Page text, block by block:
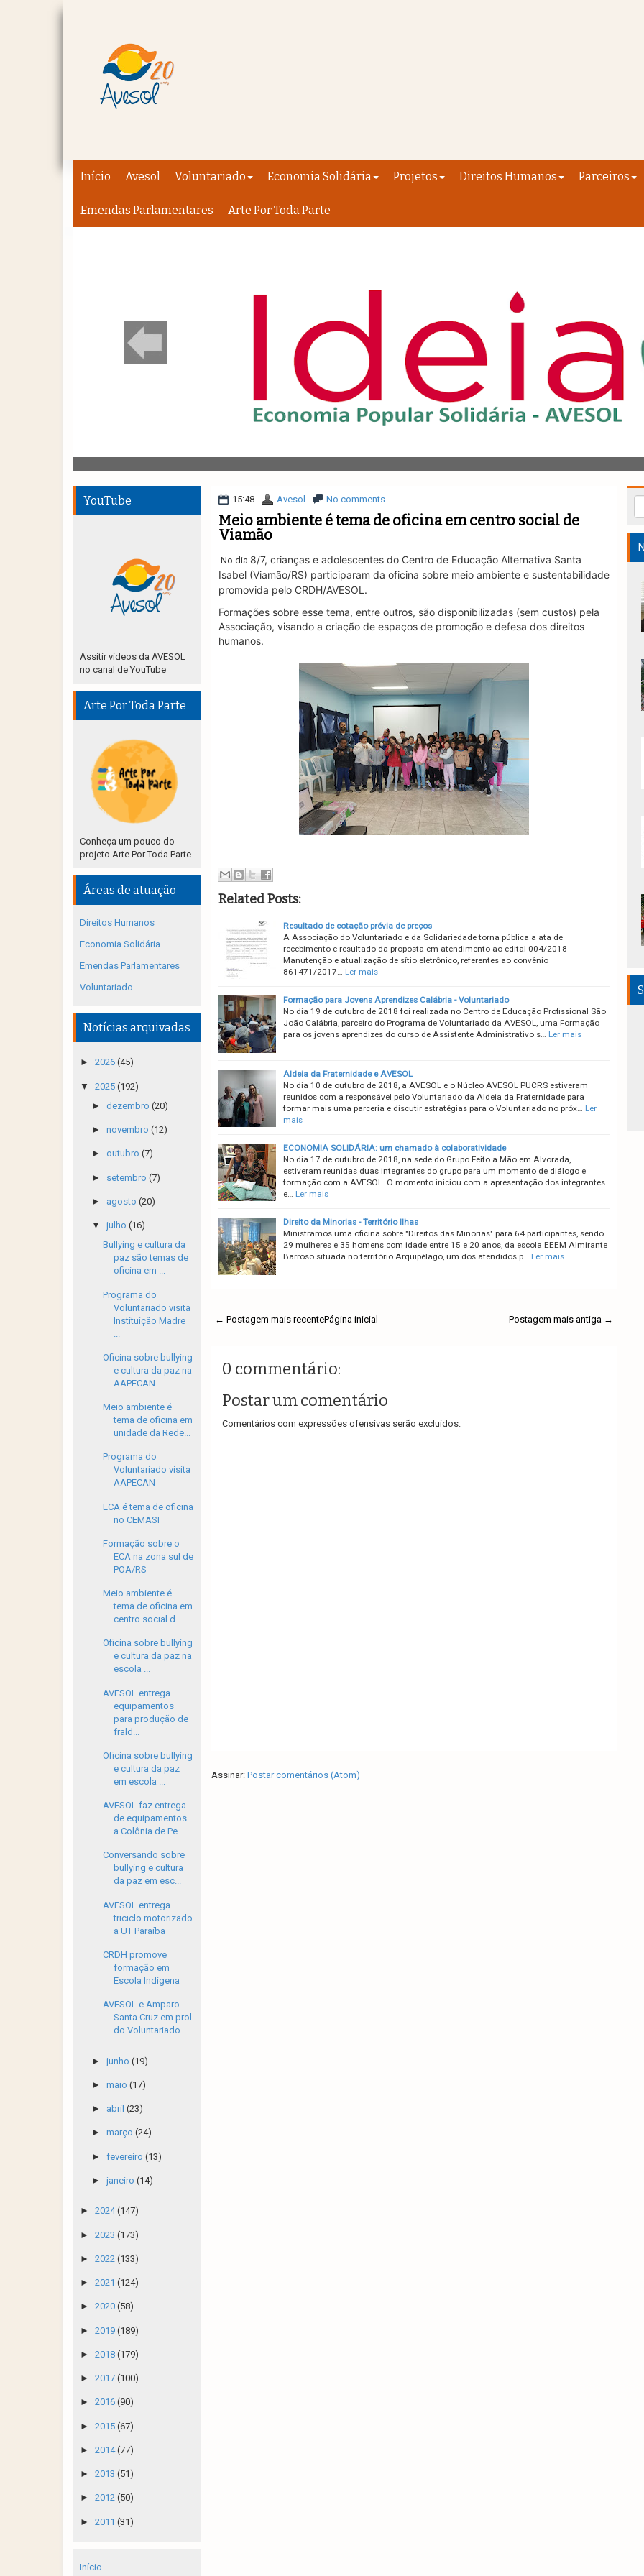
Início Avesol Voluntariado Economia Solidária Projetos Direitos Humanos Parceiros
Emendas Parlamentares Arte Por Toda Parte
15:48 Avesol No comments
Meio ambiente é tema de oficina em centro social de
Viamão
No dia 8/7, crianças e adolescentes do Centro de Educação Alternativa Santa
Isabel (Viamão/RS) participaram da oficina sobre meio ambiente e sustentabilidade
promovida pelo CRDH/AVESOL.
Formações sobre esse tema, entre outros, são disponibilizadas (sem custos) pela
Associação, visando a criação de espaços de promoção e defesa dos direitos
humanos.
Related Posts:
Resultado de cotação prévia de preços
A Associação do Voluntariado e da Solidariedade torna pública a ata de
recebimento e resultado da proposta em atendimento ao edital 004/2018 -
Manutenção e atualização de sítio eletrônico, referentes ao convênio
861471/2017…
Ler mais
Formação para Jovens Aprendizes Calábria - Voluntariado
No dia 19 de outubro de 2018 foi realizada no Centro de Educação Profissional São
João Calábria, parceiro do Programa de Voluntariado da AVESOL, uma Formação
para os jovens aprendizes do curso de Assistente Administrativo s…
Ler mais
Aldeia da Fraternidade e AVESOL
No dia 10 de outubro de 2018, a AVESOL e o Núcleo AVESOL PUCRS estiveram
reunidos com a responsável pelo Voluntariado da Aldeia da Fraternidade para
formar mais uma parceria e discutir estratégias para o Voluntariado no próx…
Ler
mais
ECONOMIA SOLIDÁRIA: um chamado à colaboratividade
No dia 17 de outubro de 2018, na sede do Grupo Feito a Mão em Alvorada,
estiveram reunidas duas integrantes do grupo para um momento de diálogo e
formação com a AVESOL. O momento iniciou com a apresentação dos integrantes
e…
Ler mais
Direito da Minorias - Território Ilhas
Ministramos uma oficina sobre "Direitos das Minorias" para 64 participantes, sendo
29 mulheres e 35 homens com idade entre 15 e 20 anos, da escola EEEM Almirante
Barroso situada no território Arquipélago, um dos atendidos p…
Ler mais
← Postagem mais recente Postagem mais antiga →
Página inicial
0 commentário:
Postar um comentário
Comentários com expressões ofensivas serão excluídos.
Assinar: Postar comentários (Atom)
YouTube
Assitir vídeos da AVESOL
no canal de YouTube
Arte Por Toda Parte
Conheça um pouco do
projeto Arte Por Toda Parte
Áreas de atuação
Direitos Humanos
Economia Solidária
Emendas Parlamentares
Voluntariado
Notícias arquivadas
► 2026 (45)
▼ 2025 (192)
► dezembro (20)
► novembro (12)
► outubro (7)
► setembro (7)
► agosto (20)
▼ julho (16)
Bullying e cultura da
paz são temas de
oficina em ...
Programa do
Voluntariado visita
Instituição Madre
Oficina sobre bullying
e cultura da paz na
AAPECAN
Meio ambiente é
tema de oficina em
unidade da Rede...
Programa do
Voluntariado visita
AAPECAN
ECA é tema de oficina
no CEMASI
Formação sobre o
ECA na zona sul de
POA/RS
Meio ambiente é
tema de oficina em
centro social d...
Oficina sobre bullying
e cultura da paz na
escola ...
AVESOL entrega
equipamentos
para produção de
frald...
Oficina sobre bullying
e cultura da paz
em escola ...
AVESOL faz entrega
de equipamentos
a Colônia de Pe...
Conversando sobre
bullying e cultura
da paz em esc...
AVESOL entrega
triciclo motorizado
a UT Paraíba
CRDH promove
formação em
Escola Indígena
AVESOL e Amparo
Santa Cruz em prol
do Voluntariado
► junho (19)
► maio (17)
► abril (23)
► março (24)
► fevereiro (13)
► janeiro (14)
► 2024(147)
► 2023 (173)
► 2022 (133)
► 2021 (124)
► 2020 (58)
► 2019 (189)
► 2018 (179)
► 2017 (100)
► 2016 (90)
► 2015 (67)
► 2014(77)
► 2013 (51)
► 2012 (50)
► 2011 (31)
Início